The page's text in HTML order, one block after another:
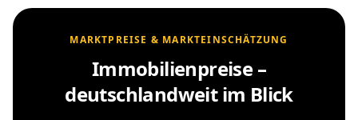
MARKTPREISE & MARKTEINSCHÄTZUNG
Immobilienpreise –
deutschlandweit im Blick